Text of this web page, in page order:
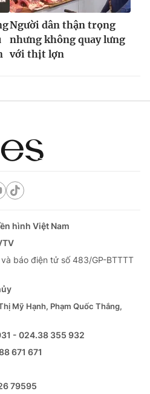
Người dân thận trọng
nhưng không quay lưng
với thịt lợn
hình Việt Nam
báo điện tử số 483/GP-BTTTT
Mỹ Hạnh, Phạm Quốc Thắng,
- 024.38 355 932
671 671
79595